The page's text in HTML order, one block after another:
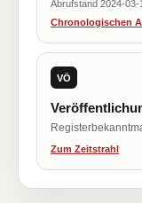
Abrufstand 2024-03-
Chronologischen
VÖ
Zum Zeitstrahl